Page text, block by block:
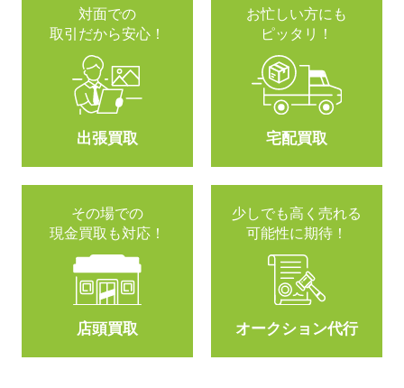
対面での
取引だから安心！
出張買取
お忙しい方にも
ピッタリ！
宅配買取
その場での
現金買取も対応！
店頭買取
少しでも高く売れる
可能性に期待！
オークション代行